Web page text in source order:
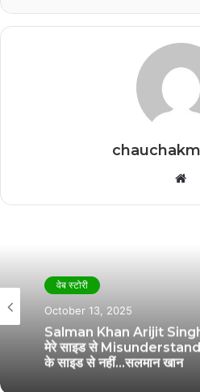
वेब स्टोरी
October 13, 2025
Salman Khan Arijit
मेरे साइड से
के साइड से नहीं…सलमान खान